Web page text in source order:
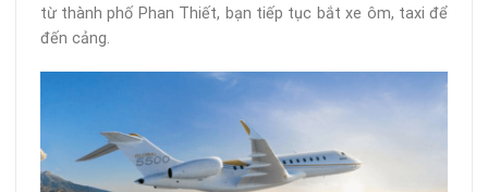
từ thành phố Phan Thiết, bạn tiếp tục bắt xe ôm, taxi để
đến cảng.